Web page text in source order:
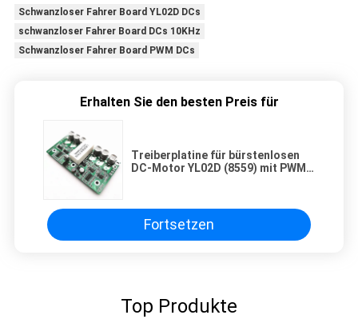
Schwanzloser Fahrer Board YL02D DCs
schwanzloser Fahrer Board DCs 10KHz
Schwanzloser Fahrer Board PWM DCs
Erhalten Sie den besten Preis für
Treiberplatine für bürstenlosen
DC-Motor YL02D (8559) mit PWM-
Fortsetzen
Top Produkte